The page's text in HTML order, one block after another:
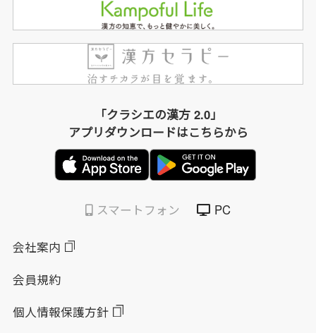
「クラシエの漢方 2.0」
アプリダウンロードはこちらから
スマートフォン PC
会社案内
会員規約
個人情報保護方針